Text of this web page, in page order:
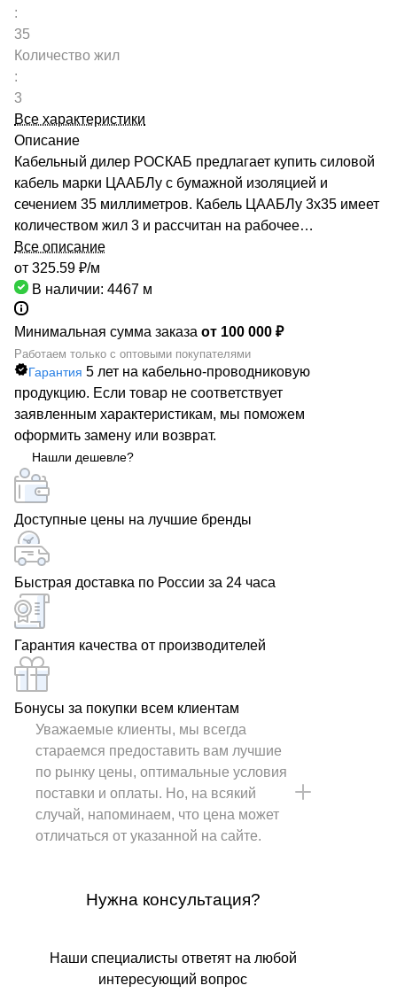
:
35
Количество жил
:
3
Все характеристики
Описание
Кабельный дилер РОСКАБ предлагает купить силовой
кабель марки ЦААБЛу с бумажной изоляцией и
сечением 35 миллиметров. Кабель ЦААБЛу 3х35 имеет
количеством жил 3 и рассчитан на рабочее
напряжение до 10 киловольт. Качество продукции
подтверждено сертификатами производителей и
Госстандарта. Мы гарантируем низкие цены за счет
сотрудничества с такими предприятиями, как ОАО
«СЕВКАБЕЛЬ», ОАО «КАМКАБЕЛЬ», ОАО «ЭКЗ».
Каталог компании насчитывает более 70000
маркоразмеров кабельно-проводниковой продукции.
Быстрая доставка кабеля ЦААБЛу 3х35
обеспечивается большой сетью собственных складов
по всей России. РОСКАБ – ваш надежный партнер!
Все описание
от 325.59 ₽/м
В наличии: 4467 м
Минимальная сумма заказа от 100 000 ₽
Работаем только с оптовыми покупателями
Гарантия 5 лет на кабельно-проводниковую
продукцию. Если товар не соответствует
заявленным характеристикам, мы поможем
оформить замену или возврат.
Нашли дешевле?
Доступные цены на лучшие бренды
Быстрая доставка по России за 24 часа
Гарантия качества от производителей
Бонусы за покупки всем клиентам
Уважаемые клиенты, мы всегда
стараемся предоставить вам лучшие
по рынку цены, оптимальные условия
поставки и оплаты. Но, на всякий
случай, напоминаем, что цена может
отличаться от указанной на сайте.
Нужна консультация?
Наши специалисты ответят на любой
интересующий вопрос